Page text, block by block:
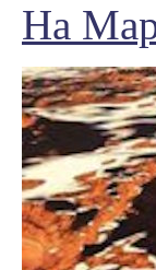
На